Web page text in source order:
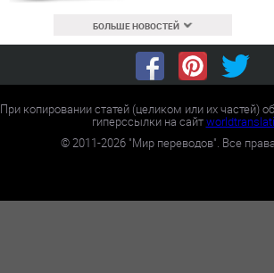
БОЛЬШЕ НОВОСТЕЙ
При копировании статей (целиком или их частей)
гиперссылки на сайт
©2011-2026 "Мир переводов". Все